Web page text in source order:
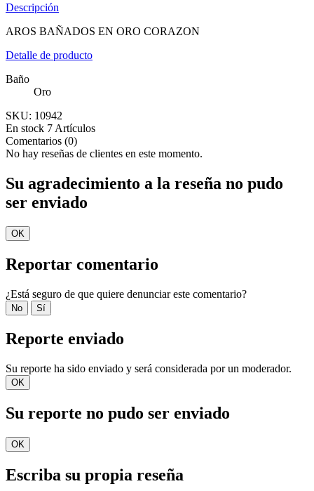
Descripción
AROS BAÑADOS EN ORO CORAZON
Detalle de producto
Baño
Oro
SKU: 10942
En stock 7 Artículos
Comentarios (0)
No hay reseñas de clientes en este momento.
Su agradecimiento a la reseña no pudo
ser enviado
OK
Reportar comentario
¿Está seguro de que quiere denunciar este comentario?
No Sí
Reporte enviado
Su reporte ha sido enviado y será considerada por un moderador.
OK
Su reporte no pudo ser enviado
OK
Escriba su propia reseña